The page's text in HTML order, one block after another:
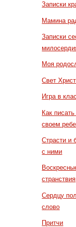
Записки
Мамина
Записки
Моя
Свет
Игра в
Как писать
своем
Страсти и
с ними
странствия
Сердцу
слово
Притчи